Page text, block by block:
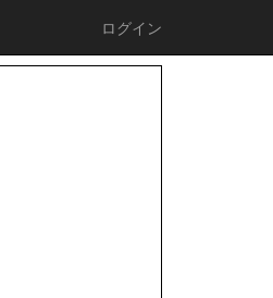
ログイン